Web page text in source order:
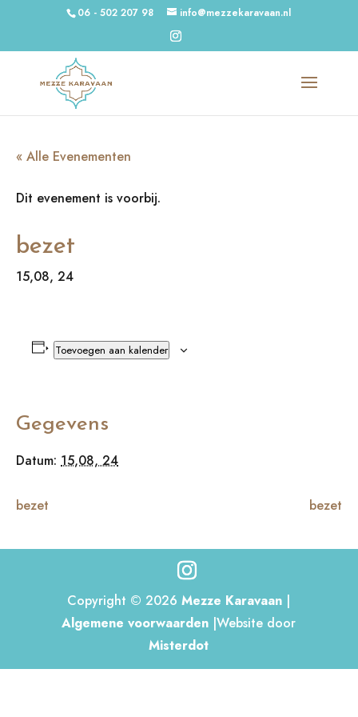
06 - 502 207 98 info@mezzekaravaan.nl
« Alle Evenementen
Dit evenement is voorbij.
bezet
15,08, 24
Toevoegen aan kalender
Gegevens
Datum: 15,08, 24
bezet bezet
Copyright © 2026Mezze Karavaan |
Algemene voorwaarden |Website door
Misterdot